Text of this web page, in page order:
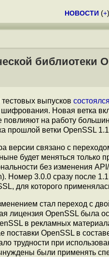
НОВОСТИ (+)
библиотеки
тестовых выпусков состоялся
шифрования. Новая ветка
на работу
прошлой ветки OpenSSL
версии связано с
будет меняться только
без изменения
Номер 3.0.0 сразу после
для которого
стал переход с
лицензия OpenSSL была
в рекламных
поставки OpenSSL в
трудности при
были применять